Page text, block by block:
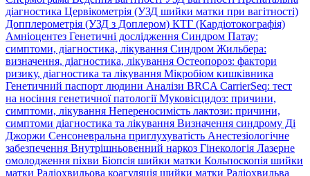
діагностика Цервікометрія (УЗД шийки матки при вагітності)
Допплерометрія (УЗД з Доплером) КТГ (Кардіотокографія)
Амніоцентез Генетичні дослідження Синдром Патау:
симптоми, дiагностика, лiкування Синдром Жильбера:
визначення, діагностика, лікування Остеопороз: фактори
ризику, діагностика та лікування Мікробіом кишківника
Генетичний паспорт людини Аналізи BRCA CarrierSeq: тест
на носіння генетичної патологіїМуковісцидоз: причини,
симптоми, лікування Непереносимість лактози: причини,
симптоми діагностика та лікування Визначення синдрому Ді
Джоржи Сенсоневральна приглухуватість Анестезіологічне
забезпечення Внутрішньовенний наркоз Гінекологія Лазерне
омолодження піхви Біопсія шийки матки Кольпоскопія шийки
матки Радіохвильова коагуляція шийки матки Радіохвильва